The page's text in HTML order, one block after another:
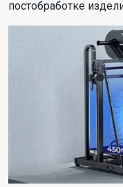
постобработке